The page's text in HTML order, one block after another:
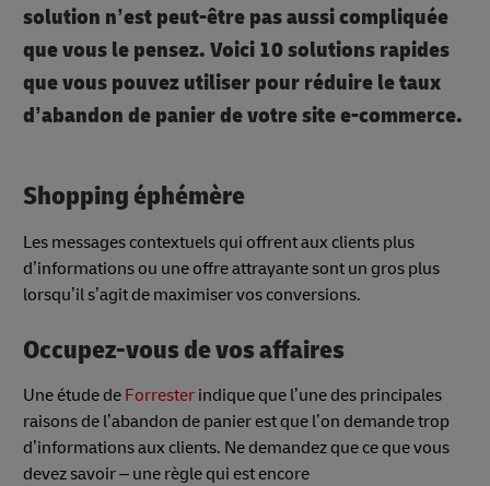
solution n’est peut-être pas aussi compliquée
que vous le pensez. Voici 10 solutions rapides
que vous pouvez utiliser pour réduire le taux
d’abandon de panier de votre site e-commerce.
Shopping éphémère
Les messages contextuels qui offrent aux clients plus
d’informations ou une offre attrayante sont un gros plus
lorsqu’il s’agit de maximiser vos conversions.
Occupez-vous de vos affaires
Une étude de Forrester indique que l’une des principales
raisons de l’abandon de panier est que l’on demande trop
d’informations aux clients. Ne demandez que ce que vous
devez savoir – une règle qui est encore